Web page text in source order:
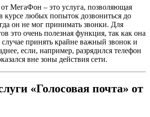
от МегаФон – это услуга, позволяющая
курсе любых попыток дозвониться до
он не мог принимать звонки. Для
это очень полезная функция, так как она
принять крайне важный звонок и
если, например, разрядился телефон
вне зоны действия сети.
«Голосовая почта» от